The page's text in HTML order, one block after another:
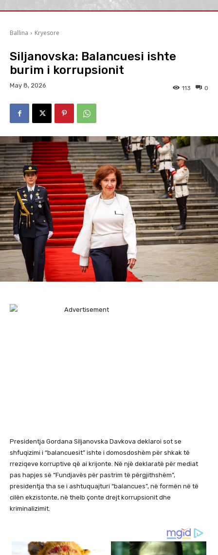
Ballina Kryesore
Siljanovska: Balancuesi ishte
burim i korrupsionit
May 8, 2026 0
113
Presidentja Gordana Siljanovska Davkova deklaroi sot se
shfuqizimi i “balancuesit” ishte i domosdoshëm për shkak të
rreziqeve korruptive që ai krijonte. Në një deklaratë për mediat
pas hapjes së “Fundjavës për pastrim të përgjithshëm”,
presidentja tha se i ashtuquajturi “balancues”, në formën në të
cilën ekzistonte, në thelb çonte drejt korrupsionit dhe
kriminalizimit.